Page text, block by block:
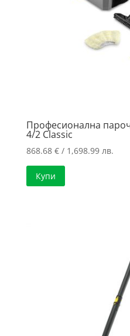
Професионална
4/2 Classic
868.68 €/ 1,698.99 лв.
Купи